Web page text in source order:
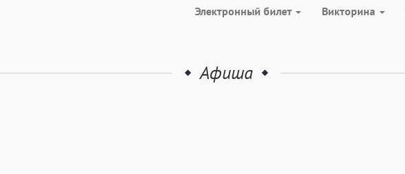
Электронный билет Викторина
Афиша